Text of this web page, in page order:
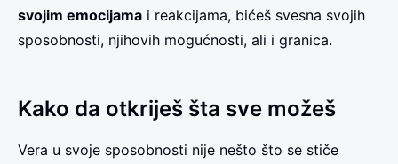
svojim emocijama i reakcijama, bićeš svesna svojih
sposobnosti, njihovih mogućnosti, ali i granica.
Kako da otkriješ šta sve možeš
Vera u svoje sposobnosti nije nešto što se stiče